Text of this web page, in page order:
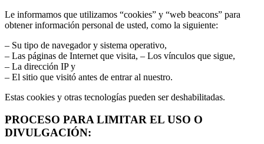
Le informamos que utilizamos “cookies” y “web beacons” para
obtener información personal de usted, como la siguiente:
– Su tipo de navegador y sistema operativo,
– Las páginas de Internet que visita, – Los vínculos que sigue,
– La dirección IP y
– El sitio que visitó antes de entrar al nuestro.
Estas cookies y otras tecnologías pueden ser deshabilitadas.
PROCESO PARA LIMITAR EL USO O
DIVULGACIÓN: